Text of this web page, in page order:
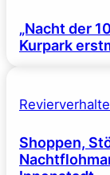
„Nacht der
Kurpark
Shoppen,